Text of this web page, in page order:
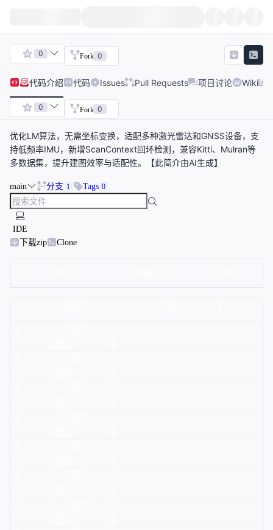
0 Fork 0
代码介绍 代码 Issues Pull Requests 项目讨论 Wiki
0 Fork 0
优化LM算法，无需坐标变换，适配多种激光雷达和GNSS设备，支
持低频率IMU，新增ScanContext回环检测，兼容Kitti、Mulran等
多数据集，提升建图效率与适配性。【此简介由AI生成】
main 分支 1 Tags 0
IDE
下载zip
Clone